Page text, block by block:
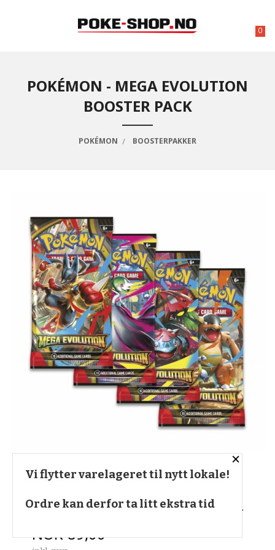
0
POKÉMON - MEGA EVOLUTION
BOOSTER PACK
POKÉMON BOOSTERPAKKER
POKÉMON - MEGA
Pris
NOK 89,00
×
Vi flytter varelageret til nytt lokale!
Ordre kan derfor ta litt ekstra tid